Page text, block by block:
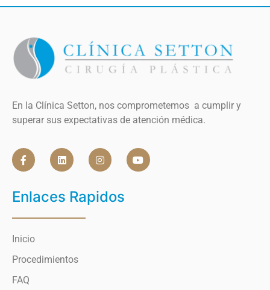
En la Clínica Setton, nos comprometemos a cumplir y
superar sus expectativas de atención médica.
Enlaces Rapidos
Inicio
Procedimientos
FAQ